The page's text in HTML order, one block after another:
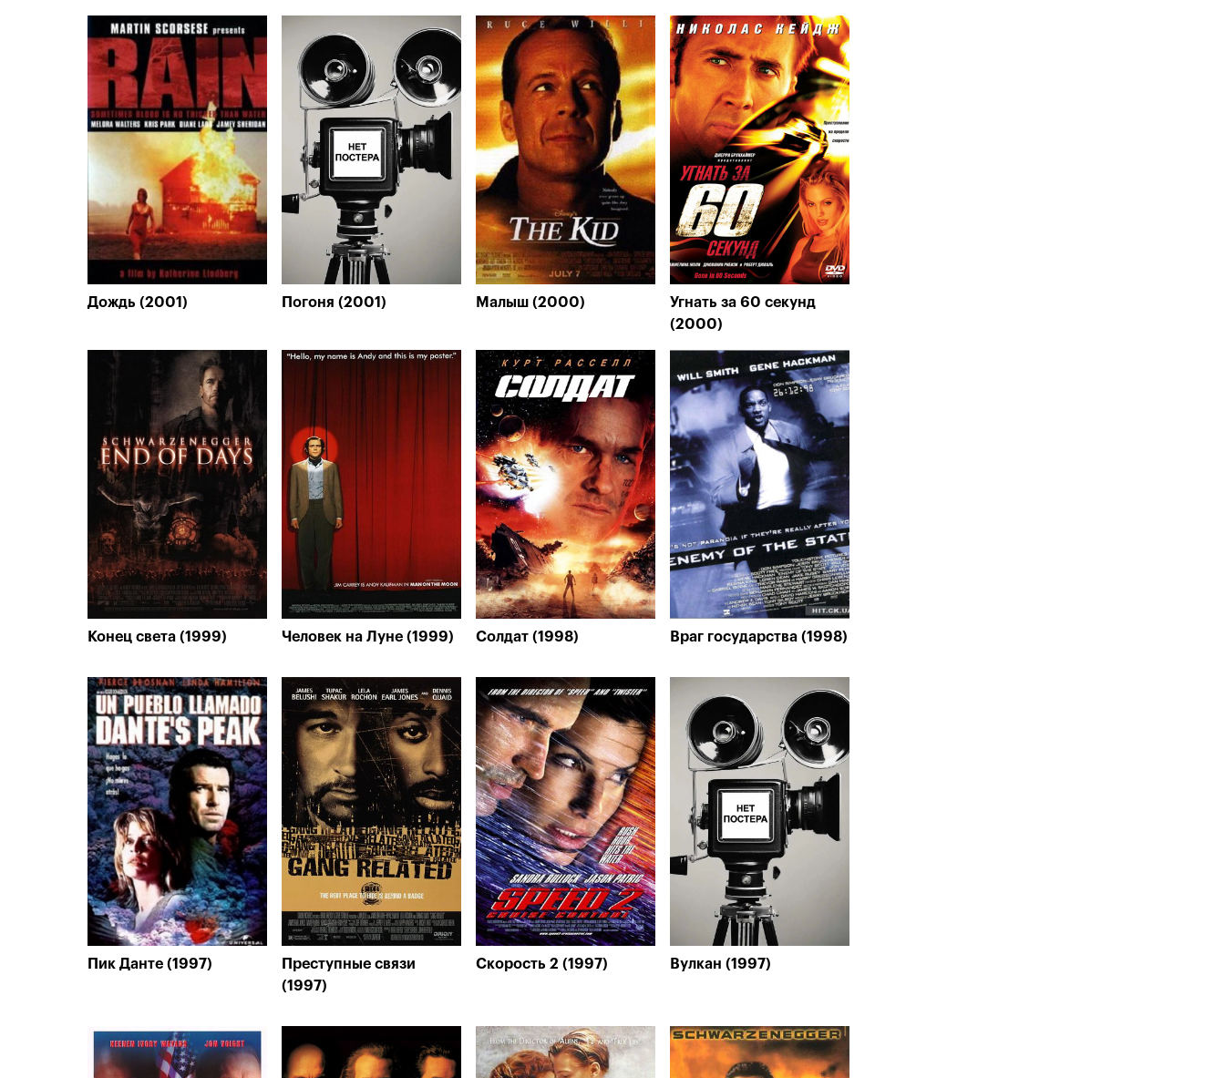
Дождь (2001) Погоня (2001) Малыш (2000)
Угнать за 60 секунд
(2000)
Конец света (1999) Человек на Луне (1999) Солдат (1998) Враг государства (1998)
Пик Данте (1997)
Преступные связи
(1997)
Скорость 2 (1997) Вулкан (1997)